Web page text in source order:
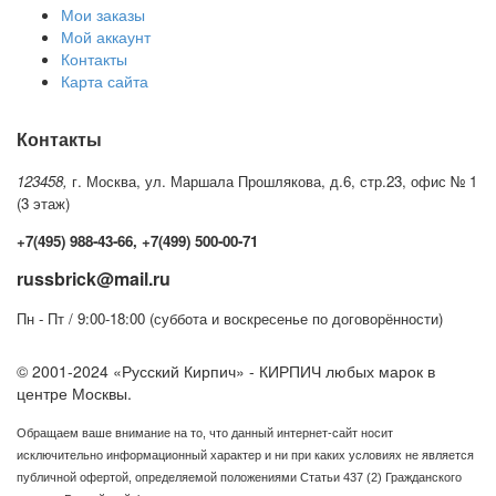
Мои заказы
Мой аккаунт
Контакты
Карта сайта
Контакты
123458, г. Москва, ул. Маршала Прошлякова, д.6, стр.23, офис № 1
(3 этаж)
+7(495) 988-43-66, +7(499) 500-00-71
russbrick@mail.ru
Пн - Пт / 9:00-18:00 (суббота и воскресенье по договорённости)
© 2001-2024 «Русский Кирпич» - КИРПИЧ любых марок в
центре Москвы.
Обращаем ваше внимание на то, что данный интернет-сайт носит
исключительно информационный характер и ни при каких условиях не является
публичной офертой, определяемой положениями Статьи 437 (2) Гражданского